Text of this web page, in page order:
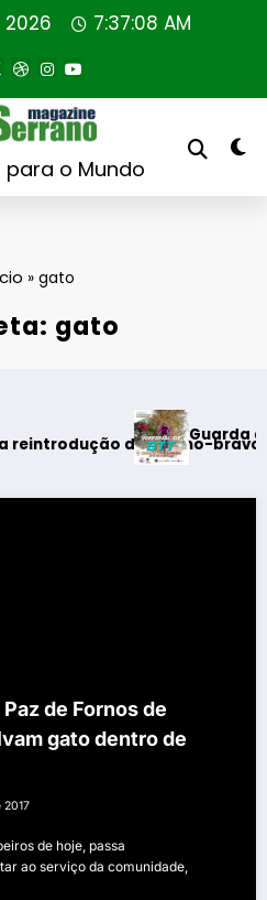
7:37:09 AM
para o Mundo
»gato
gato
de coelho-bravo em
Guarda desafia
de Fornos de
gato dentro de
2017
de hoje, passa
ao serviço da comunidade,